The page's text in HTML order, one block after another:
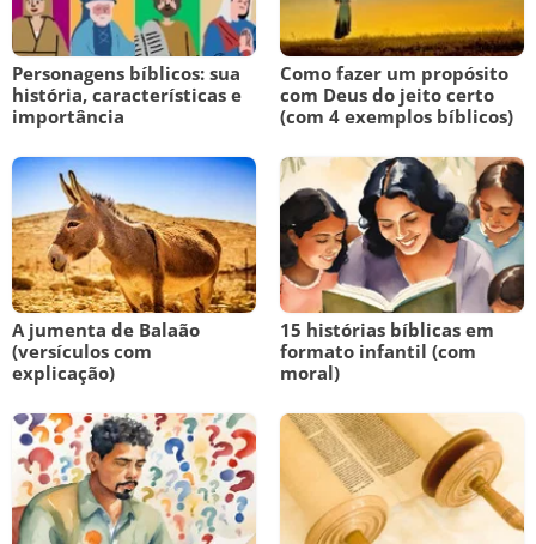
Personagens bíblicos: sua
história, características e
importância
Como fazer um propósito
com Deus do jeito certo
(com 4 exemplos bíblicos)
A jumenta de Balaão
(versículos com
explicação)
15 histórias bíblicas em
formato infantil (com
moral)